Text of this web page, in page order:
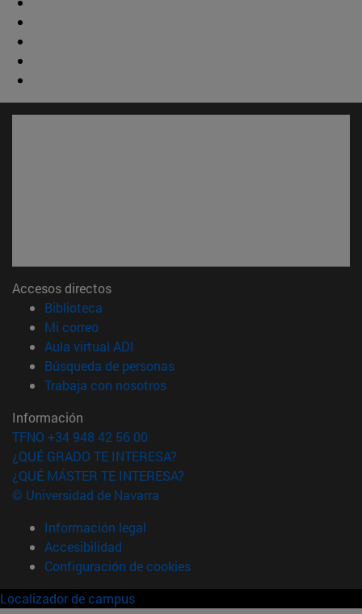
Accesos directos
Biblioteca
Mi correo(abre en nueva ventana)
Aula virtual ADI
Búsqueda de personas(abre en nueva ventana)
Trabaja con nosotros(abre en nueva ventana)
Información
TFNO +34 948 42 56 00
¿QUÉ GRADO TE INTERESA?
¿QUÉ MÁSTER TE INTERESA?
© Universidad de Navarra
Información legal
Accesibilidad
Configuración de cookies
Localizador de campus